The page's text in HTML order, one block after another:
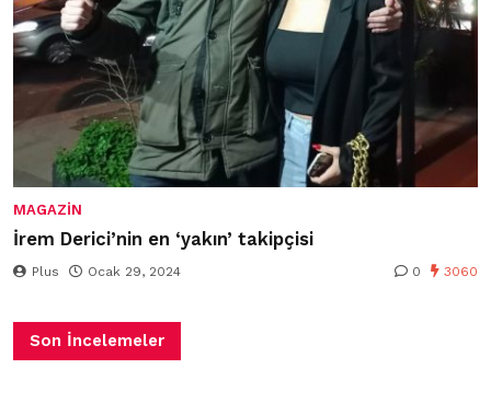
MAGAZIN
İrem Derici’nin en ‘yakın’ takipçisi
Plus Ocak 29, 2024 0 3060
Son İncelemeler